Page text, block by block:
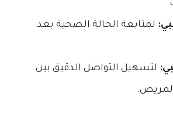
لمتابعة الحالة الصحية بعد
لتسهيل التواصل الدقيق بين